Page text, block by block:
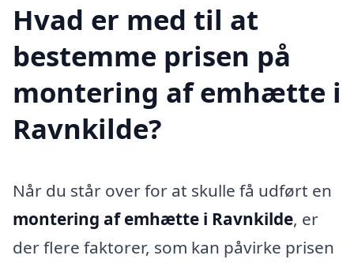
Hvad er med til at
bestemme prisen på
montering af emhætte i
Ravnkilde?
Når du står over for at skulle få udført en
montering af emhætte i Ravnkilde, er
der flere faktorer, som kan påvirke prisen